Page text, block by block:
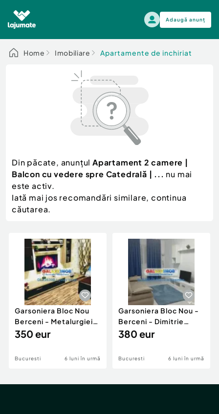
Adaugă anunț
Alege categoria
Auto, moto si ambarcatiuni
Electronice si electrocasnice
Mama si copilul
Moda si frumusete
Sport, timp liber, arta
Agro si Industrie
Animale de companie
Afaceri și echipamente profesionale
Inchiriere Bunuri si Vehicule
Auto, moto si ambarcatiuni
Scutere - ATV - UTV
Autoutilitare
Ambarcatiuni
Camioane - Rulote - Remorci
Motociclete
Piese auto si accesorii
Dacia Duster
Home Imobiliare Apartamente de inchiriat
Din păcate, anunțul Apartament 2 camere |
Balcon cu vedere spre Catedrală | ... nu mai
este activ.
Iată mai jos recomandări similare, continua
căutarea.
Garsoniera Bloc Nou
Berceni - Metalurgiei
Park - Postalionul
350 eur
Bucuresti 6 luni în urmă
Garsoniera Bloc Nou -
Berceni - Dimitrie
Leonida
380 eur
Bucuresti 6 luni în urmă